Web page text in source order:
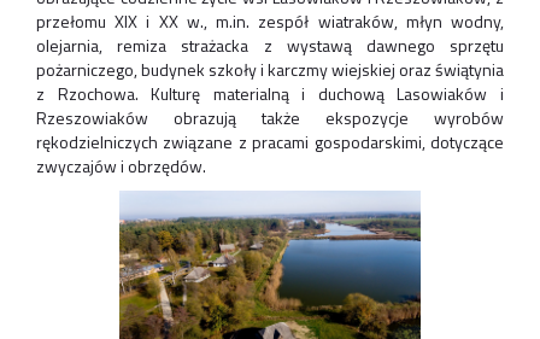
przełomu XIX i XX w., m.in. zespół wiatraków, młyn wodny,
olejarnia, remiza strażacka z wystawą dawnego sprzętu
pożarniczego, budynek szkoły i karczmy wiejskiej oraz świątynia
z Rzochowa. Kulturę materialną i duchową Lasowiaków i
Rzeszowiaków obrazują także ekspozycje wyrobów
rękodzielniczych związane z pracami gospodarskimi, dotyczące
zwyczajów i obrzędów.